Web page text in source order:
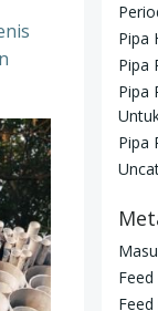
Pipa
Pipa
Pipa
Pipa